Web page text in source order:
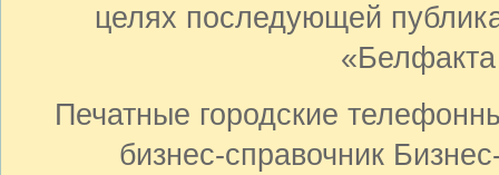
целях последующей
Печатные городские
бизнес-справочник